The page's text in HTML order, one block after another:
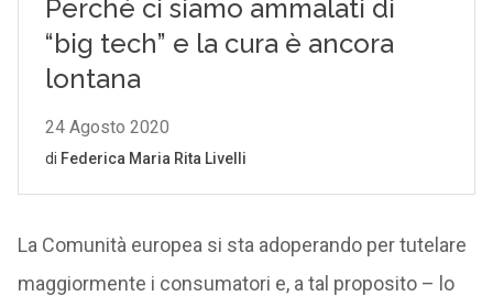
La Comunità europea si sta adoperando per tutelare
maggiormente i consumatori e, a tal proposito – lo